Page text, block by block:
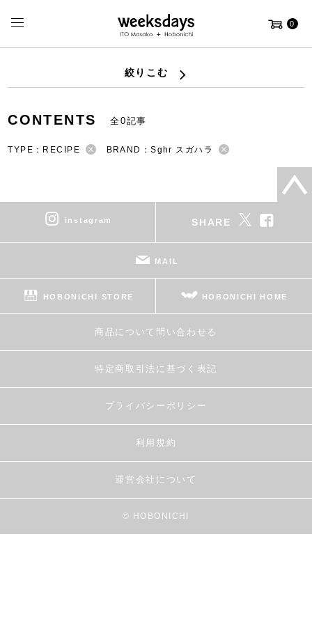
0
絞りこむ
CONTENTS 全0記事
TYPE：RECIPE BRAND：Sghr スガハラ
instagram SHARE
MAIL
HOBONICHI STORE HOBONICHI HOME
商品について問い合わせる
特定商取引法に基づく表記
プライバシーポリシー
利用規約
運営会社について
© HOBONICHI